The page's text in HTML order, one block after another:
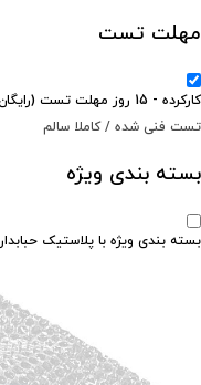
مهلت تست
کارکرده - 15 روز مهلت تست (رایگان)
تست فنی شده / کاملا سالم
بسته بندی ویژه
بسته بندی ویژه با پلاستیک حبابدار